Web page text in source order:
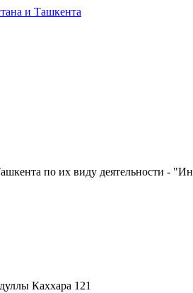
по их виду деятельности -
Каххара 121